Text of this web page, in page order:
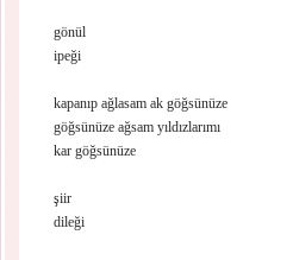
gönül
ipeği
kapanıp ağlasam ak göğsünüze
göğsünüze ağsam yıldızlarımı
kar göğsünüze
şiir
dileği